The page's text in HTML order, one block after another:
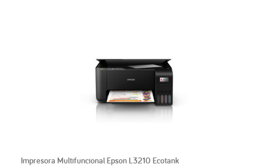
Impresora Multifuncional Epson L3210 Ecotank